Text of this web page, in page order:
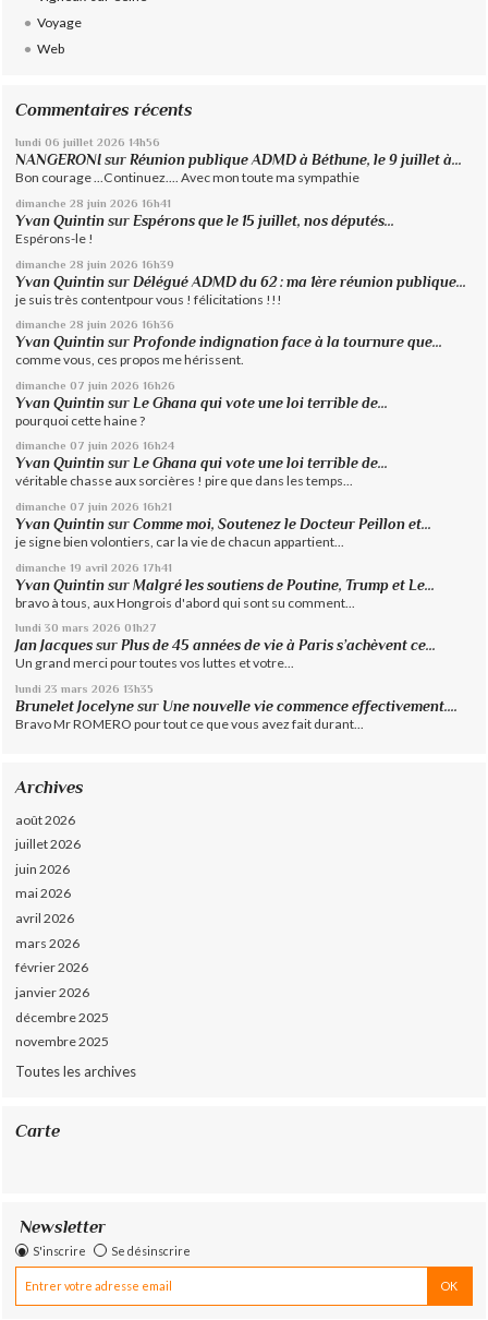
Voyage
Web
Commentaires récents
lundi 06 juillet 2026 14h56
NANGERONI surRéunion publique ADMD à Béthune, le 9 juillet à...
Bon courage ...Continuez.... Avec mon toute ma sympathie
dimanche 28 juin 2026 16h41
Yvan Quintin surEspérons que le 15 juillet, nos députés...
Espérons-le !
dimanche 28 juin 2026 16h39
Yvan Quintin surDélégué ADMD du 62 : ma 1ère réunion publique...
je suis très contentpour vous ! félicitations !!!
dimanche 28 juin 2026 16h36
Yvan Quintin surProfonde indignation face à la tournure que...
comme vous, ces propos me hérissent.
dimanche 07 juin 2026 16h26
Yvan Quintin sur Le Ghana qui vote une loi terrible de...
pourquoi cette haine ?
dimanche 07 juin 2026 16h24
Yvan Quintin surLe Ghana qui vote une loi terrible de...
véritable chasse aux sorcières ! pire que dans les temps...
dimanche 07 juin 2026 16h21
Yvan Quintin surComme moi, Soutenez le Docteur Peillon et...
je signe bien volontiers, car la vie de chacun appartient...
dimanche 19 avril 2026 17h41
Yvan Quintin surMalgré les soutiens de Poutine, Trump et Le...
bravo à tous, aux Hongrois d'abord qui sont su comment...
lundi 30 mars 2026 01h27
Jan Jacques surPlus de 45 années de vie à Paris s’achèvent ce...
Un grand merci pour toutes vos luttes et votre...
lundi 23 mars 2026 13h35
Brunelet Jocelyne sur Une nouvelle vie commence effectivement....
Bravo Mr ROMERO pour tout ce que vous avez fait durant...
Archives
août 2026
juillet 2026
juin 2026
mai 2026
avril 2026
mars 2026
février 2026
janvier 2026
décembre 2025
novembre 2025
Toutes les archives
Carte
Newsletter
S'inscrire Se désinscrire